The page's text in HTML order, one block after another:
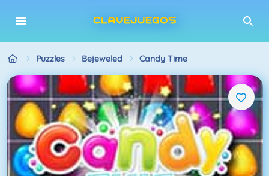
Puzzles Bejeweled Candy Time